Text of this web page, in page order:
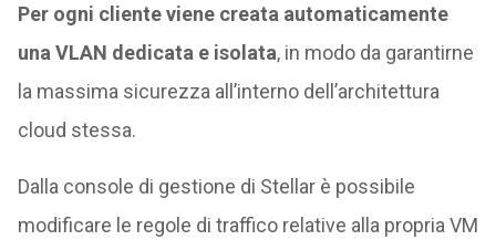
Per ogni cliente viene creata automaticamente
una VLAN dedicata e isolata, in modo da garantirne
la massima sicurezza all’interno dell’architettura
cloud stessa.
Dalla console di gestione di Stellar è possibile
modificare le regole di traffico relative alla propria VM